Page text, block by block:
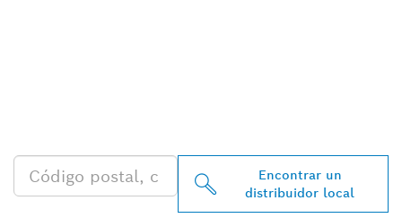
Encontrar un
distribuidor local